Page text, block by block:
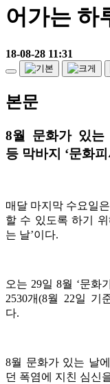
어가는 하
18-08-28 11:31
본문
8월 문화가 있는
등 막바지 ‘문화피
매달 마지막 수요일
할 수 있도록 하기
는 날’이다.
오는 29일 8월 ‘문화
2530개(8월 22일 기
다.
8월 문화가 있는 날
던 폭염에 지친 심신